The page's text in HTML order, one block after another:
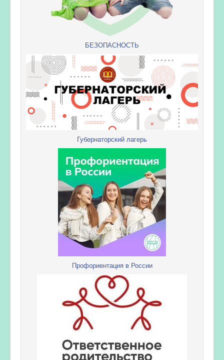
БЕЗОПАСНОСТЬ
Губернаторский лагерь
Профориентация в России